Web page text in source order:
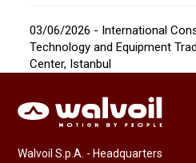
03/06/2026 - International
Technology and Equipment
Center, Istanbul
Walvoil S.p.A. - Headquarters